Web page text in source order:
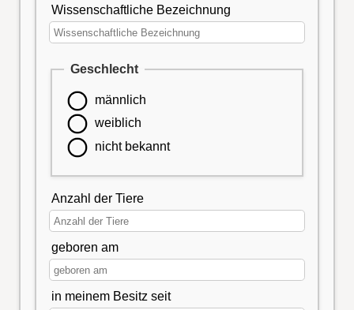
Wissenschaftliche Bezeichnung
Geschlecht
männlich
weiblich
nicht bekannt
Anzahl der Tiere
geboren am
in meinem Besitz seit